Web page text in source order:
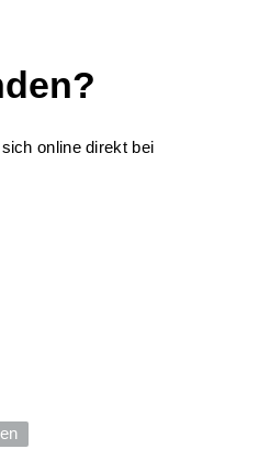
online direkt bei